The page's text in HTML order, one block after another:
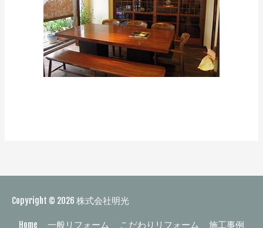
Copyright © 2026 株式会社明光
Home 一般リフォーム こだわりリフォーム 施工事例